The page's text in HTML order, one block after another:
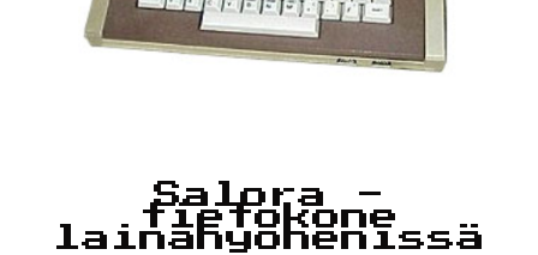
Salora -
tietokone
lainahyöhenissä